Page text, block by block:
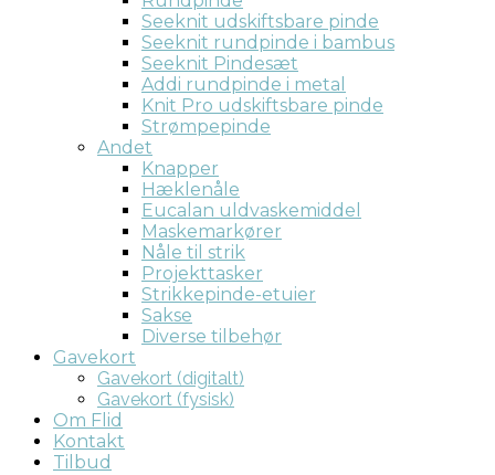
Seeknit udskiftsbare pinde
Seeknit rundpinde i bambus
Seeknit Pindesæt
Addi rundpinde i metal
Knit Pro udskiftsbare pinde
Strømpepinde
Andet
Knapper
Hæklenåle
Eucalan uldvaskemiddel
Maskemarkører
Nåle til strik
Projekttasker
Strikkepinde-etuier
Sakse
Diverse tilbehør
Gavekort
Gavekort (digitalt)
Gavekort (fysisk)
Om Flid
Kontakt
Tilbud